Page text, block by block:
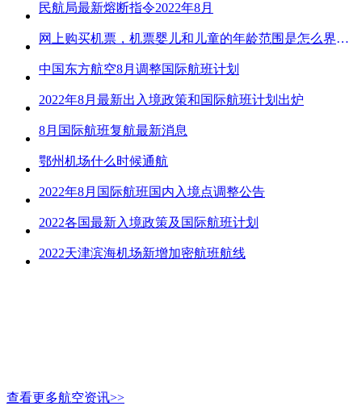
民航局最新熔断指令2022年8月
网上购买机票，机票婴儿和儿童的年龄范围是怎么界定的？
中国东方航空8月调整国际航班计划
2022年8月最新出入境政策和国际航班计划出炉
8月国际航班复航最新消息
鄂州机场什么时候通航
2022年8月国际航班国内入境点调整公告
2022各国最新入境政策及国际航班计划
2022天津滨海机场新增加密航班航线
查看更多航空资讯>>